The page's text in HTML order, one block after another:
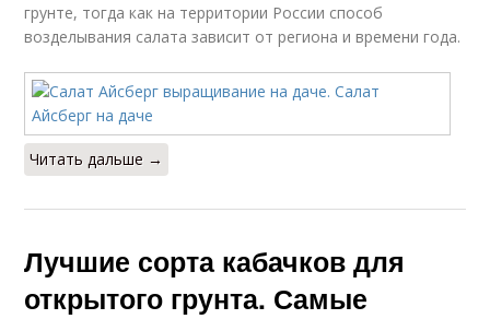
грунте, тогда как на территории России способ
возделывания салата зависит от региона и времени года.
Читать дальше →
Лучшие сорта кабачков для
открытого грунта. Самые